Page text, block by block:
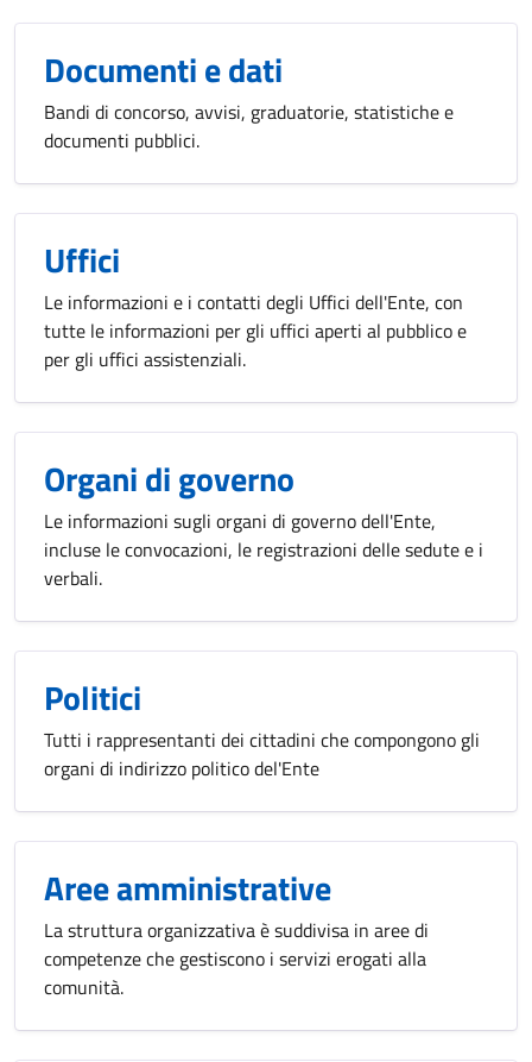
Documenti e dati
Bandi di concorso, avvisi, graduatorie, statistiche e
documenti pubblici.
Uffici
Le informazioni e i contatti degli Uffici dell'Ente, con
tutte le informazioni per gli uffici aperti al pubblico e
per gli uffici assistenziali.
Organi di governo
Le informazioni sugli organi di governo dell'Ente,
incluse le convocazioni, le registrazioni delle sedute e i
verbali.
Politici
Tutti i rappresentanti dei cittadini che compongono gli
organi di indirizzo politico del'Ente
Aree amministrative
La struttura organizzativa è suddivisa in aree di
competenze che gestiscono i servizi erogati alla
comunità.